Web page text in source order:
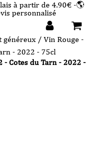
à partir de 4.90€ -🌎
personnalisé
généreux / Vin Rouge -
- 2022 - 75cl
- Cotes du Tarn - 2022 -